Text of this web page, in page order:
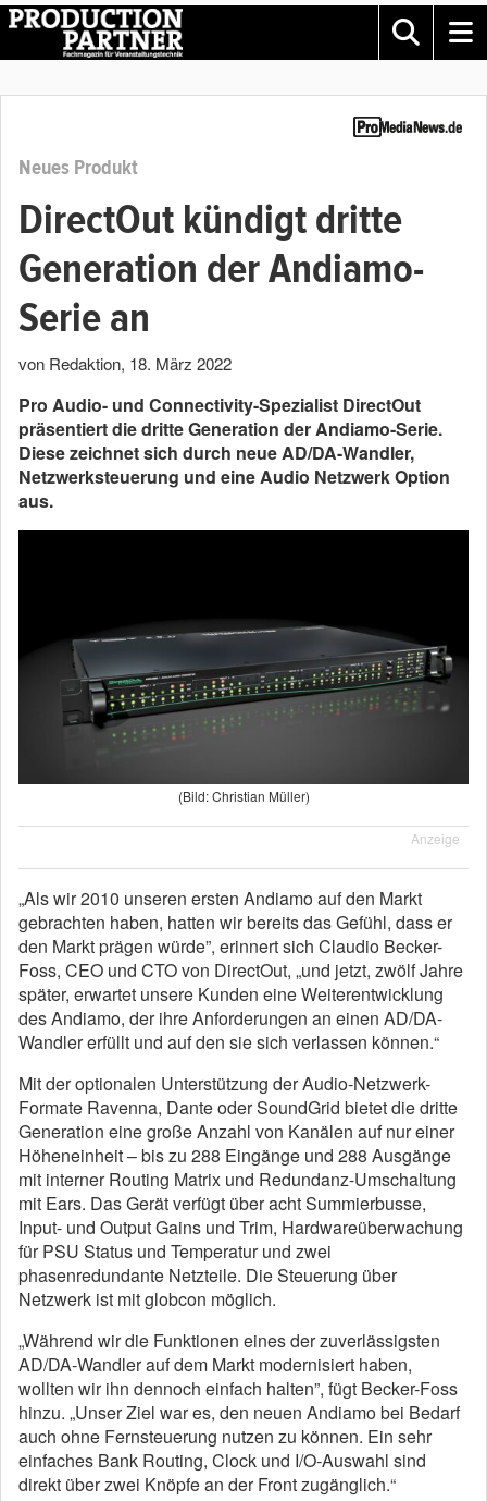
Neues Produkt
DirectOut kündigt dritte
Generation der Andiamo-
Serie an
von Redaktion, 18. März 2022
Pro Audio- und Connectivity-Spezialist DirectOut
präsentiert die dritte Generation der Andiamo-Serie.
Diese zeichnet sich durch neue AD/DA-Wandler,
Netzwerksteuerung und eine Audio Netzwerk Option
aus.
(Bild: Christian Müller)
Anzeige
„Als wir 2010 unseren ersten Andiamo auf den Markt
gebrachten haben, hatten wir bereits das Gefühl, dass er
den Markt prägen würde”, erinnert sich Claudio Becker-
Foss, CEO und CTO von DirectOut, „und jetzt, zwölf Jahre
später, erwartet unsere Kunden eine Weiterentwicklung
des Andiamo, der ihre Anforderungen an einen AD/DA-
Wandler erfüllt und auf den sie sich verlassen können.“
Mit der optionalen Unterstützung der Audio-Netzwerk-
Formate Ravenna, Dante oder SoundGrid bietet die dritte
Generation eine große Anzahl von Kanälen auf nur einer
Höheneinheit – bis zu 288 Eingänge und 288 Ausgänge
mit interner Routing Matrix und Redundanz-Umschaltung
mit Ears. Das Gerät verfügt über acht Summierbusse,
Input- und Output Gains und Trim, Hardwareüberwachung
für PSU Status und Temperatur und zwei
phasenredundante Netzteile. Die Steuerung über
Netzwerk ist mit globcon möglich.
„Während wir die Funktionen eines der zuverlässigsten
AD/DA-Wandler auf dem Markt modernisiert haben,
wollten wir ihn dennoch einfach halten”, fügt Becker-Foss
hinzu. „Unser Ziel war es, den neuen Andiamo bei Bedarf
auch ohne Fernsteuerung nutzen zu können. Ein sehr
einfaches Bank Routing, Clock und I/O-Auswahl sind
direkt über zwei Knöpfe an der Front zugänglich.“